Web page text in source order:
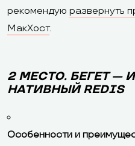
рекомендую развернуть
МакХост.
2 МЕСТО. БЕГЕТ —
НАТИВНЫЙ REDIS
Особенности и